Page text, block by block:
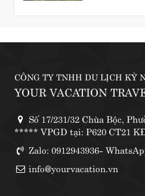
CÔNG TY TNHH DU LỊCH KỲ
YOUR VACATION
Số 17/231/32 Chùa Bộc,
***** VPGD tại: P620 CT21
Zalo: 0912943936-
info@yourvacation.vn